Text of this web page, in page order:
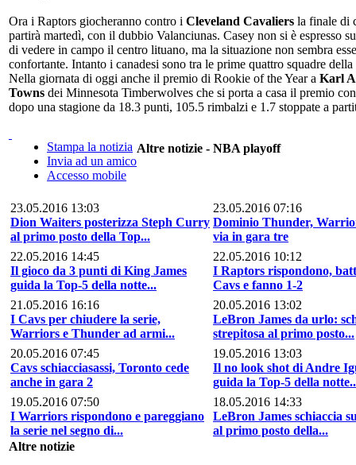
Ora i Raptors giocheranno contro i Cleveland Cavaliers la finale di
partirà martedì, con il dubbio Valanciunas. Casey non si è espresso
di vedere in campo il centro lituano, ma la situazione non sembra
confortante. Intanto i canadesi sono tra le prime quattro squadre della
Nella giornata di oggi anche il premio di Rookie of the Year a Karl
Towns dei Minnesota Timberwolves che si porta a casa il premio
dopo una stagione da 18.3 punti, 105.5 rimbalzi e 1.7 stoppate a
Stampa la notizia
Invia ad un amico
Accesso mobile
Altre notizie - NBA playoff
23.05.2016 13:03
Dion Waiters posterizza Steph Curry
al primo posto della Top...
23.05.2016 07:16
Dominio Thunder,
via in gara tre
22.05.2016 14:45
Il gioco da 3 punti di King James
guida la Top-5 della notte...
22.05.2016 10:12
I Raptors rispondono,
Cavs e fanno 1-2
21.05.2016 16:16
I Cavs per chiudere la serie,
Warriors e Thunder ad armi...
20.05.2016 13:02
LeBron James da urlo:
strepitosa al primo posto...
20.05.2016 07:45
Cavs schiacciasassi, Toronto cede
anche in gara 2
19.05.2016 13:03
Il no look shot di Andre
guida la Top-5 della
19.05.2016 07:50
I Warriors rispondono e pareggiano
la serie nel segno di...
18.05.2016 14:33
LeBron James schiaccia
al primo posto della...
Altre notizie